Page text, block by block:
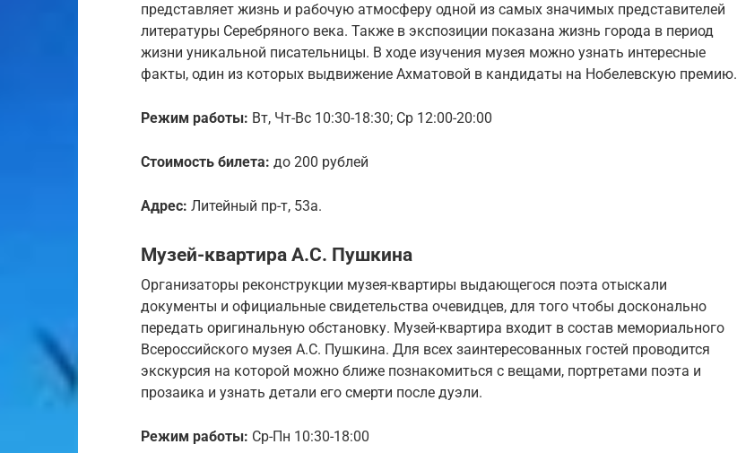
представляет жизнь и рабочую атмосферу одной из самых значимых представителей
литературы Серебряного века. Также в экспозиции показана жизнь города в период
жизни уникальной писательницы. В ходе изучения музея можно узнать интересные
факты, один из которых выдвижение Ахматовой в кандидаты на Нобелевскую премию.
Режим работы: Вт, Чт-Вс 10:30-18:30; Ср 12:00-20:00
Стоимость билета: до 200 рублей
Адрес: Литейный пр-т, 53а.
Музей-квартира А.С. Пушкина
Организаторы реконструкции музея-квартиры выдающегося поэта отыскали
документы и официальные свидетельства очевидцев, для того чтобы досконально
передать оригинальную обстановку. Музей-квартира входит в состав мемориального
Всероссийского музея А.С. Пушкина. Для всех заинтересованных гостей проводится
экскурсия на которой можно ближе познакомиться с вещами, портретами поэта и
прозаика и узнать детали его смерти после дуэли.
Режим работы: Ср-Пн 10:30-18:00